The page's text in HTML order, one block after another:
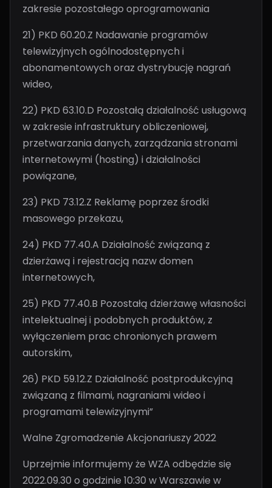
zakresie pozostałego oprogramowania
21) PKD 60.20.Z Nadawanie programów
telewizyjnych ogólnodostępnych i
abonamentowych oraz dystrybucję nagrań
wideo,
22) PKD 63.10.D Pozostałą działalność usługową
w zakresie infrastruktury obliczeniowej,
przetwarzania danych, zarządzania stronami
internetowymi (hosting) i działalności
powiązane,
23) PKD 73.12.Z Reklamę poprzez środki
masowego przekazu,
24) PKD 77.40.A Działalność związaną z
dzierżawą i rejestracją nazw domen
internetowych,
25) PKD 77.40.B Pozostałą dzierżawę własności
intelektualnej i podobnych produktów, z
wyłączeniem prac chronionych prawem
autorskim,
26) PKD 59.12.Z Działalność postprodukcyjną
związaną z filmami, nagraniami wideo i
programami telewizyjnymi”
Walne Zgromadzenie Akcjonariuszy 2022
Uprzejmie informujemy że WZA odbędzie się
2022.09.30 o godzinie 10:30 w Warszawie w